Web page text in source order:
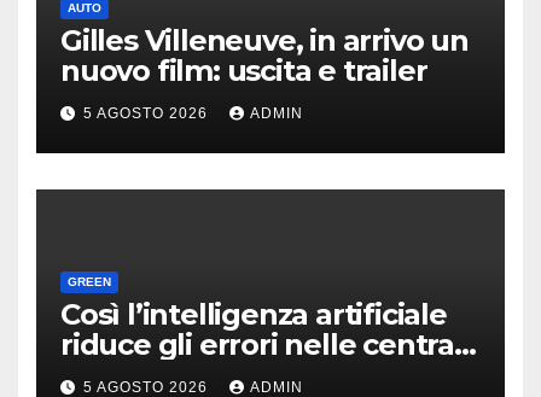
AUTO
Gilles Villeneuve, in arrivo un
nuovo film: uscita e trailer
5 AGOSTO 2026 ADMIN
GREEN
Così l’intelligenza artificiale
riduce gli errori nelle centrali
nucleari
5 AGOSTO 2026 ADMIN